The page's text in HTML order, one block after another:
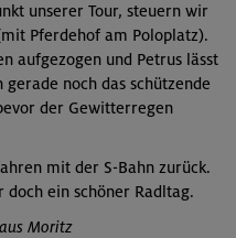
unserer Tour, steuern wir
Pferdehof am Poloplatz).
aufgezogen und Petrus lässt
noch das schützende
der Gewitterregen
mit der S-Bahn zurück.
ein schöner Radltag.
Moritz